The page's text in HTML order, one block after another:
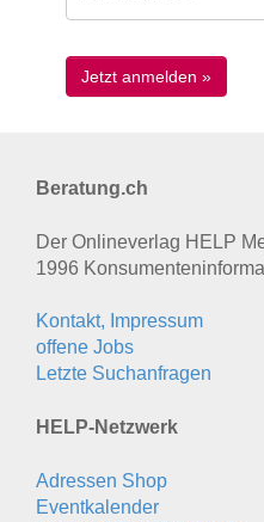
Beratung.ch
Der Onlineverlag HELP
1996
Kontakt, Impressum
offene Jobs
Letzte Suchanfragen
HELP-Netzwerk
Adressen Shop
Eventkalender